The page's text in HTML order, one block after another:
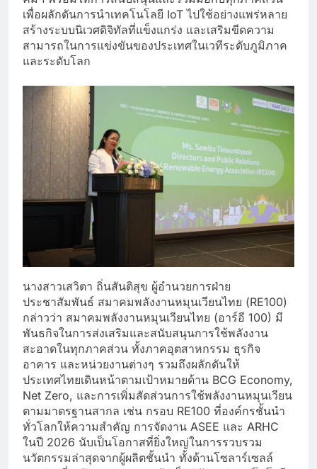
เพื่อผลักดันการนำเทคโนโลยี IoT ไปใช้อย่างแพร่หลาย
สร้างระบบนิเวศดิจิทัลที่แข็งแกร่ง และเสริมขีดความ
สามารถในการแข่งขันของประเทศในเวทีระดับภูมิภาค
และระดับโลก
นางสาวเสวิตา ถิ่นสันติสุข ผู้อำนวยการฝ่าย
ประชาสัมพันธ์ สมาคมพลังงานหมุนเวียนไทย (RE100)
กล่าวว่า สมาคมพลังงานหมุนเวียนไทย (อาร์อี 100) มี
พันธกิจในการส่งเสริมและสนับสนุนการใช้พลังงาน
สะอาดในทุกภาคส่วน ทั้งภาคอุตสาหกรรม ธุรกิจ
อาคาร และหน่วยงานต่างๆ รวมถึงผลักดันให้
ประเทศไทยเดินหน้าตามเป้าหมายด้าน BCG Economy,
Net Zero, และการเพิ่มสัดส่วนการใช้พลังงานหมุนเวียน
ตามมาตรฐานสากล เช่น กรอบ RE100 ที่องค์กรชั้นนำ
ทั่วโลกให้ความสำคัญ การจัดงาน ASEE และ ARHC
ในปี 2026 นับเป็นโอกาสที่ยิ่งใหญ่ในการรวบรวม
นวัตกรรมล่าสุดจากผู้ผลิตชั้นนำ ทั้งด้านโซลาร์เซลล์